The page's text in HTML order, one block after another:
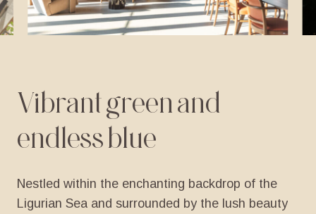
Vibrantgreenand
endlessblue
Nestled within the enchanting backdrop of the
Ligurian Sea and surrounded by the lush beauty